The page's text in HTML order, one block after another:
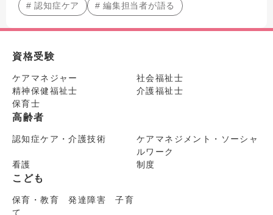
# 認知症ケア # 編集担当者が語る
資格受験
ケアマネジャー
社会福祉士
精神保健福祉士
介護福祉士
保育士
高齢者
認知症ケア・介護技術
ケアマネジメント・ソーシャ
ルワーク
看護
制度
こども
保育・教育 発達障害 子育
て